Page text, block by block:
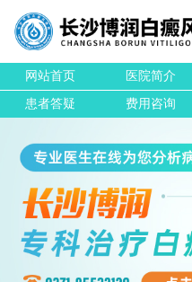
网站首页 医院简介
患者答疑 费用咨询